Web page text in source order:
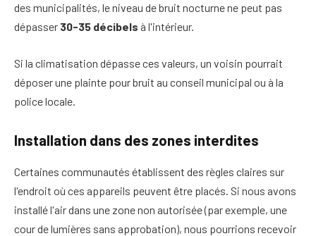
des municipalités, le niveau de bruit nocturne ne peut pas
dépasser 30-35 décibels à l'intérieur.
Si la climatisation dépasse ces valeurs, un voisin pourrait
déposer une plainte pour bruit au conseil municipal ou à la
police locale.
Installation dans des zones interdites
Certaines communautés établissent des règles claires sur
l'endroit où ces appareils peuvent être placés. Si nous avons
installé l'air dans une zone non autorisée (par exemple, une
cour de lumières sans approbation), nous pourrions recevoir